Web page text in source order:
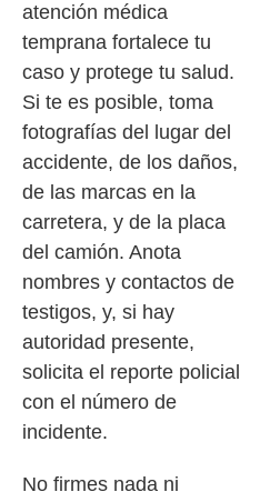
atención médica
temprana fortalece tu
caso y protege tu salud.
Si te es posible, toma
fotografías del lugar del
accidente, de los daños,
de las marcas en la
carretera, y de la placa
del camión. Anota
nombres y contactos de
testigos, y, si hay
autoridad presente,
solicita el reporte policial
con el número de
incidente.
No firmes nada ni